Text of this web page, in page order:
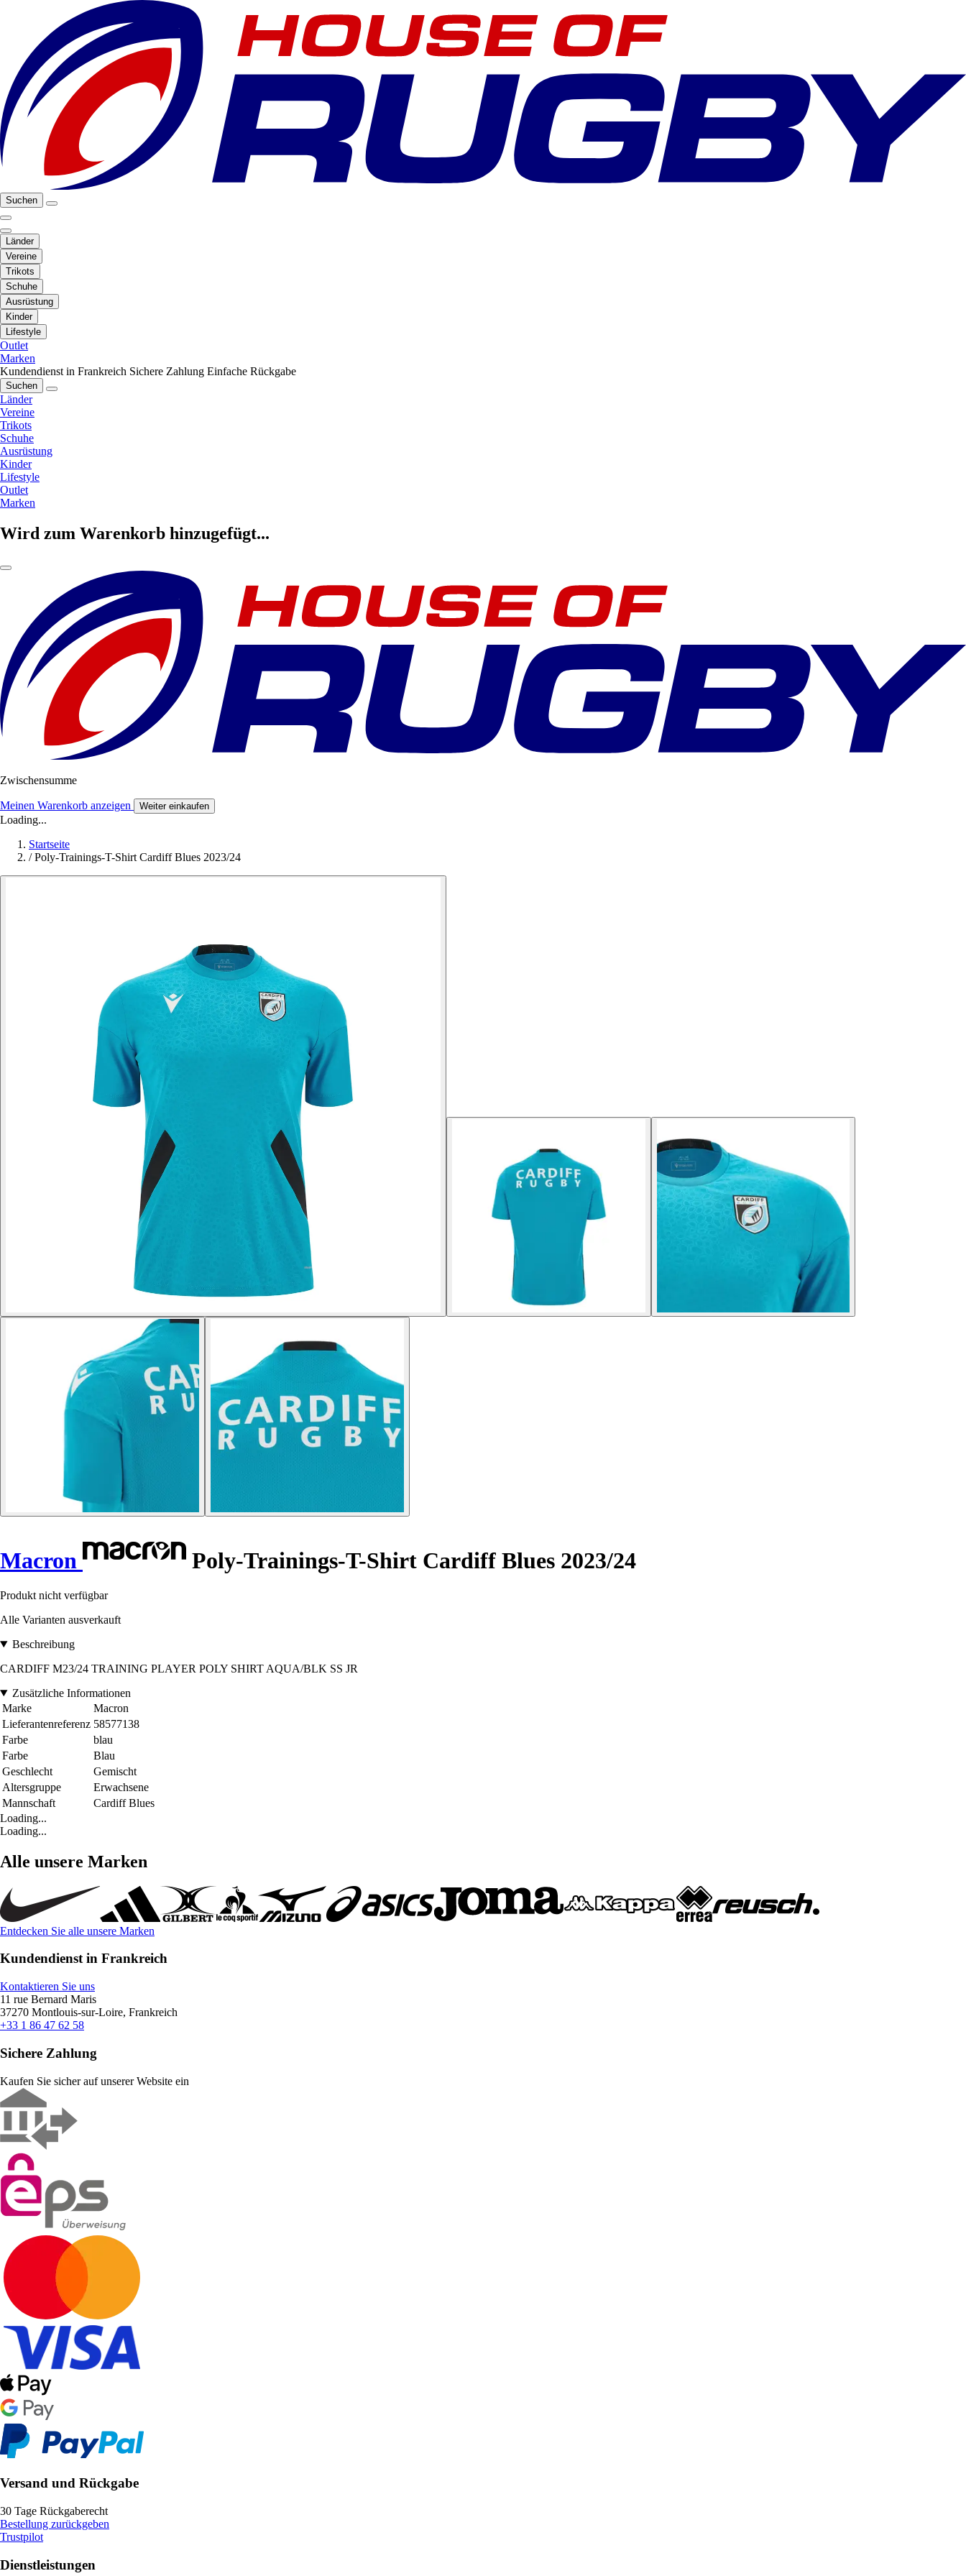
Suchen
Länder
Vereine
Trikots
Schuhe
Ausrüstung
Kinder
Lifestyle
Outlet
Marken
Kundendienst in Frankreich Sichere Zahlung Einfache Rückgabe
Suchen
Länder
Vereine
Trikots
Schuhe
Ausrüstung
Kinder
Lifestyle
Outlet
Marken
Wird zum Warenkorb hinzugefügt...
Zwischensumme
Meinen Warenkorb anzeigen Weiter einkaufen
Loading...
Startseite
/ Poly-Trainings-T-Shirt Cardiff Blues 2023/24
Macron Poly-Trainings-T-Shirt Cardiff Blues 2023/24
Produkt nicht verfügbar
Alle Varianten ausverkauft
Beschreibung
CARDIFF M23/24 TRAINING PLAYER POLY SHIRT AQUA/BLK SS JR
Zusätzliche Informationen
Marke
Macron
Lieferantenreferenz 58577138
Farbe
blau
Farbe
Blau
Geschlecht
Gemischt
Altersgruppe
Erwachsene
Mannschaft
Cardiff Blues
Loading...
Loading...
Alle unsere Marken
Entdecken Sie alle unsere Marken
Kundendienst in Frankreich
Kontaktieren Sie uns
11 rue Bernard Maris
37270 Montlouis-sur-Loire, Frankreich
+33 1 86 47 62 58
Sichere Zahlung
Kaufen Sie sicher auf unserer Website ein
Versand und Rückgabe
30 Tage Rückgaberecht
Bestellung zurückgeben
Trustpilot
Dienstleistungen